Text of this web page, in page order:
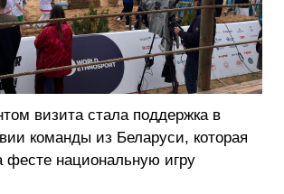
визита стала поддержка в
команды из Беларуси, которая
фесте национальную игру